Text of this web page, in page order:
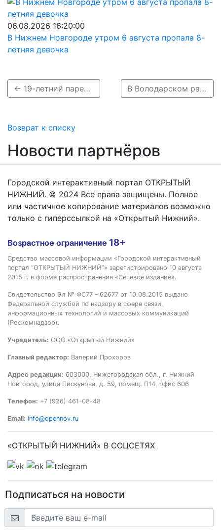
06.08.2026 16:20:00
В Нижнем Новгороде утром 6 августа пропала 8-
летняя девочка
← 19-летний парень попал в больницу после наезда грузовика в Сормове В Володарском районе ВАЗ улетел в кювет, наехав на лежачего полицейского →
Возврат к списку
Новости партнёров
Городской интерактивный портал ОТКРЫТЫЙ
НИЖНИЙ. © 2024 Все права защищены. Полное
или частичное копирование материалов возможно
только с гиперссылкой на «Открытый Нижний».
Возрастное ограничение 18+
Средство массовой информации «Городской интерактивный
портал “ОТКРЫТЫЙ НИЖНИЙ”» зарегистрировано 10 августа
2015 г. в форме распространения «Сетевое издание».
Свидетельство Эл № ФС77 – 62677 от 10.08.2015 выдано
Федеральной службой по надзору в сфере связи,
информационных технологий и массовых коммуникаций
(Роскомнадзор).
Учредитель: ООО «Открытый Нижний»
Главный редактор: Валерий Прохоров
Адрес редакции: 603000, Нижегородская обл., г. Нижний
Новгород, улица Пискунова, д. 59, помещ. П14, офис 606
Телефон: +7 (926) 461-08-48
Email: info@opennov.ru
«ОТКРЫТЫЙ НИЖНИЙ» В СОЦСЕТЯХ
Подписаться на новости